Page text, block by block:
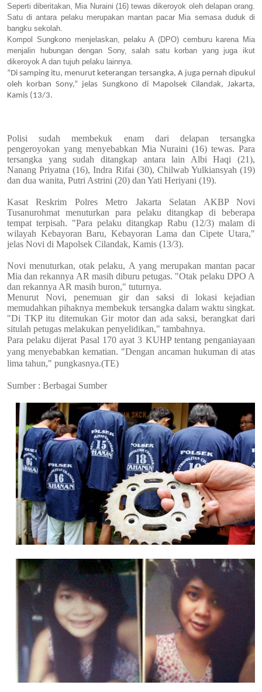
Seperti diberitakan, Mia Nuraini (16) tewas dikeroyok oleh delapan orang.
Satu di antara pelaku merupakan mantan pacar Mia semasa duduk di
bangku sekolah.
Kompol Sungkono menjelaskan, pelaku A (DPO) cemburu karena Mia
menjalin hubungan dengan Sony, salah satu korban yang juga ikut
dikeroyok A dan tujuh pelaku lainnya.
“Di samping itu, menurut keterangan tersangka, A juga pernah dipukul
oleh korban Sony,” jelas Sungkono di Mapolsek Cilandak, Jakarta,
Kamis (13/3.
Polisi sudah membekuk enam dari delapan tersangka
pengeroyokan yang menyebabkan Mia Nuraini (16) tewas. Para
tersangka yang sudah ditangkap antara lain Albi Haqi (21),
Nanang Priyatna (16), Indra Rifai (30), Chilwab Yulkiansyah (19)
dan dua wanita, Putri Astrini (20) dan Yati Heriyani (19).
Kasat Reskrim Polres Metro Jakarta Selatan AKBP Novi
Tusanurohmat menuturkan para pelaku ditangkap di beberapa
tempat terpisah. "Para pelaku ditangkap Rabu (12/3) malam di
wilayah Kebayoran Baru, Kebayoran Lama dan Cipete Utara,"
jelas Novi di Mapolsek Cilandak, Kamis (13/3).
Novi menuturkan, otak pelaku, A yang merupakan mantan pacar
Mia dan rekannya AR masih diburu petugas. "Otak pelaku DPO A
dan rekannya AR masih buron," tuturnya.
Menurut Novi, penemuan gir dan saksi di lokasi kejadian
memudahkan pihaknya membekuk tersangka dalam waktu singkat.
"Di TKP itu ditemukan Gir motor dan ada saksi, berangkat dari
situlah petugas melakukan penyelidikan," tambahnya.
Para pelaku dijerat Pasal 170 ayat 3 KUHP tentang penganiayaan
yang menyebabkan kematian. "Dengan ancaman hukuman di atas
lima tahun," pungkasnya.(TE)
Sumber : Berbagai Sumber